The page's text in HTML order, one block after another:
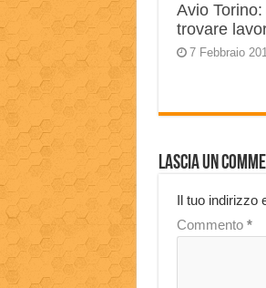
Avio
trovare
7 Febbraio
Lascia un
Il tuo indirizzo
Commento *